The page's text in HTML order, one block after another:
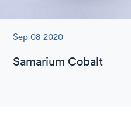
Sep 08-2020
Samarium Cobalt